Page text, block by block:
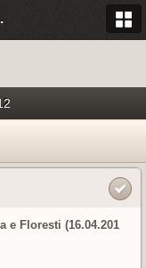
e Floresti (16.04.201